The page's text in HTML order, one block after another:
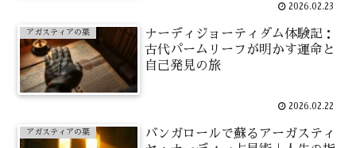
2026.02.23
アガスティアの葉
ナーディジョーティダム体験記：
古代パームリーフが明かす運命と
自己発見の旅
2026.02.22
アガスティアの葉
バンガロールで蘇るアーガスティ